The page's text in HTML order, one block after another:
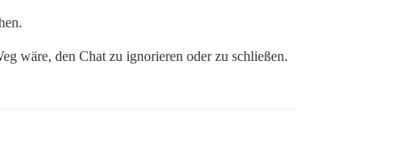
wäre, den Chat zu ignorieren oder zu schließen.